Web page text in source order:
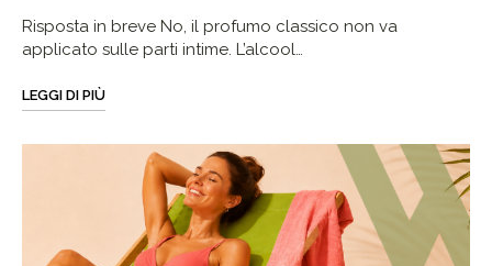
Risposta in breve No, il profumo classico non va
applicato sulle parti intime. L’alcool…
LEGGI DI PIÙ